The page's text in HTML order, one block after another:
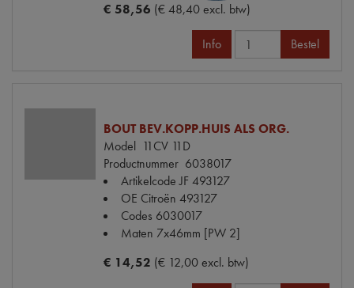
€ 58,56 (€ 48,40 excl. btw)
Info Bestel
BOUT BEV.KOPP.HUIS ALS ORG.
Model 11CV 11D
Productnummer 6038017
Artikelcode JF493127
OE Citroën 493127
Codes 6030017
Maten 7x46mm [PW 2]
€ 14,52 (€ 12,00 excl. btw)